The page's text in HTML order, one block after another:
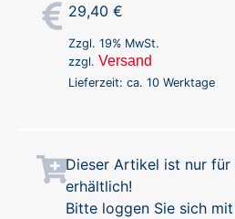
29,40 €
Zzgl. 19% MwSt.
zzgl. Versand
Lieferzeit: ca. 10 Werktage
Dieser Artikel ist nur für
erhältlich!
Bitte loggen Sie sich